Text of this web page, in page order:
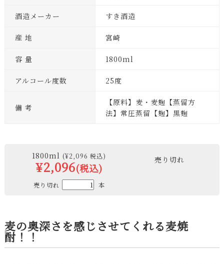
酒造メーカー すき酒造
産 地 宮崎
容 量 1800ml
アルコール度数 25度
備 考
【原料】麦・麦麹【蒸留方
法】常圧蒸留【麹】黒麹
1800ml (¥2,096 税込)
¥2,096(税込)
売り切れ 本
売り切れ
麦の奥深さを感じさせてくれる麦焼
酎！！